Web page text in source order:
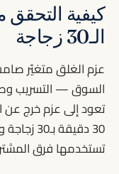
كيفية
الـ30 زجاجة
عزم الغلق متغيّر
السوق — التسريب
تعود إلى عزم خرج عن
30
تستخدمها فرق